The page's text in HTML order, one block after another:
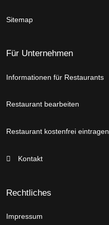
Sitemap
Für Unternehmen
Informationen für Restaurants
Restaurant bearbeiten
Restaurant kostenfrei eintragen
Kontakt
Rechtliches
Impressum